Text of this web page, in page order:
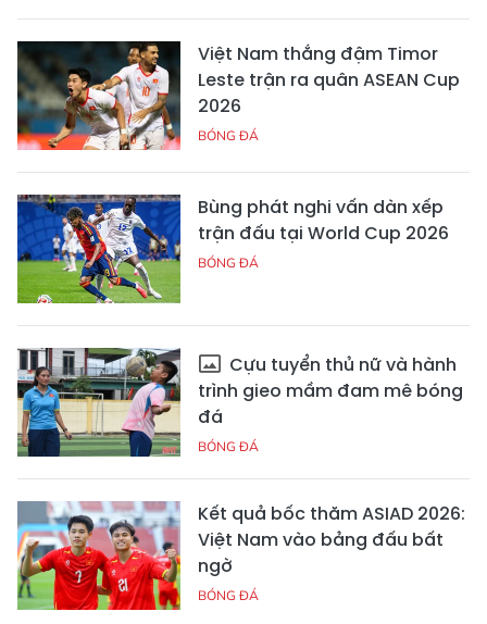
Việt Nam thắng đậm Timor
Leste trận ra quân ASEAN Cup
2026
BÓNG ĐÁ
Bùng phát nghi vấn dàn xếp
trận đấu tại World Cup 2026
BÓNG ĐÁ
Cựu tuyển thủ nữ và hành
trình gieo mầm đam mê bóng
đá
BÓNG ĐÁ
Kết quả bốc thăm ASIAD 2026:
Việt Nam vào bảng đấu bất
ngờ
BÓNG ĐÁ